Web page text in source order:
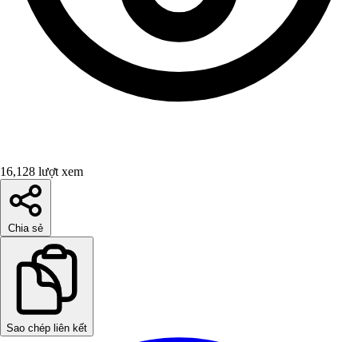
16,128 lượt xem
Chia sẻ
Sao chép liên kết